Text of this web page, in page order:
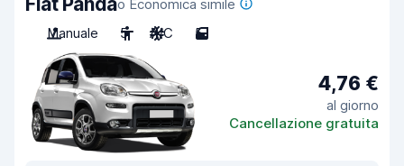
o Economica simile
Manuale
5 A/C 5
4,76 €
al giorno
Cancellazione gratuita